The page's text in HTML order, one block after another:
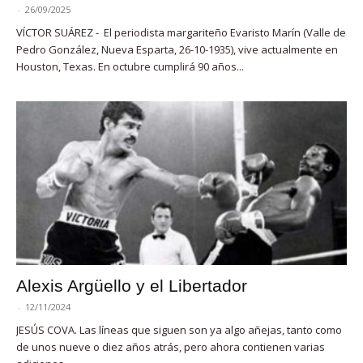
- 26/09/2025
VÍCTOR SUÁREZ - El periodista margariteño Evaristo Marín (Valle de
Pedro González, Nueva Esparta, 26-10-1935), vive actualmente en
Houston, Texas. En octubre cumplirá 90 años...
Alexis Argüello y el Libertador
- 12/11/2024
JESÚS COVA. Las líneas que siguen son ya algo añejas, tanto como
de unos nueve o diez años atrás, pero ahora contienen varias